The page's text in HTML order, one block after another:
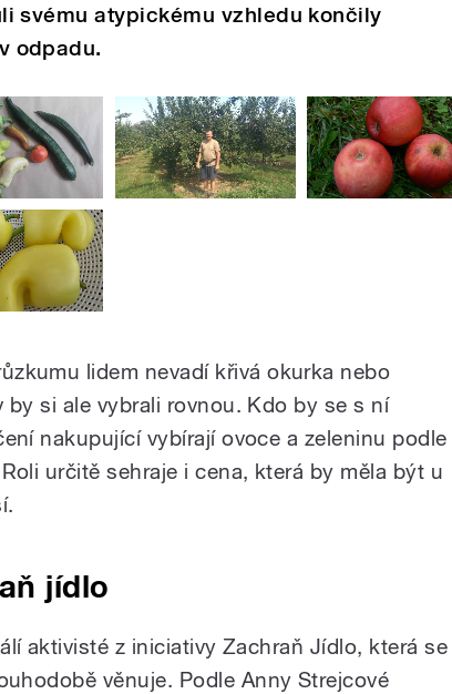
svému atypickému vzhledu končily
odpadu.
lidem nevadí křivá okurka nebo
by si ale vybrali rovnou. Kdo by se s ní
nakupující vybírají ovoce a zeleninu podle
určitě sehraje i cena, která by měla být u
jídlo
aktivisté z iniciativy Zachraň Jídlo, která se
věnuje. Podle Anny Strejcové